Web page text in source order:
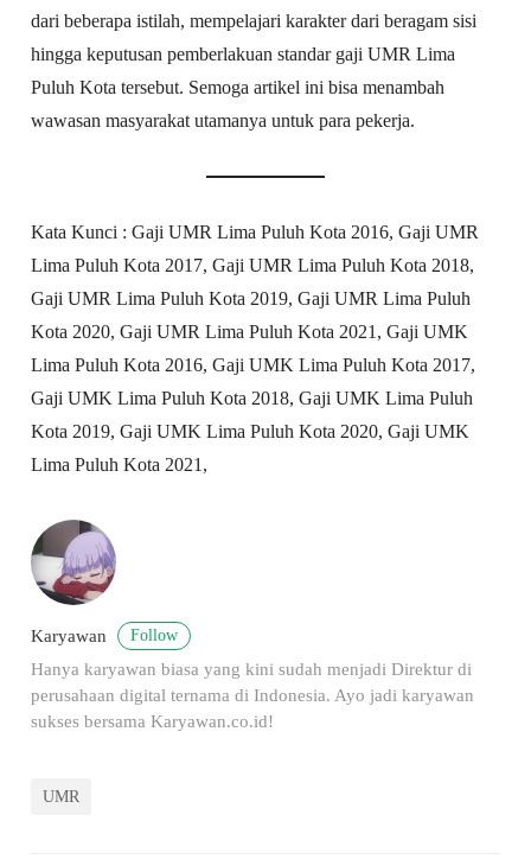
dari beberapa istilah, mempelajari karakter dari beragam sisi
hingga keputusan pemberlakuan standar gaji UMR Lima
Puluh Kota tersebut. Semoga artikel ini bisa menambah
wawasan masyarakat utamanya untuk para pekerja.
Kata Kunci : Gaji UMR Lima Puluh Kota 2016, Gaji UMR
Lima Puluh Kota 2017, Gaji UMR Lima Puluh Kota 2018,
Gaji UMR Lima Puluh Kota 2019, Gaji UMR Lima Puluh
Kota 2020, Gaji UMR Lima Puluh Kota 2021, Gaji UMK
Lima Puluh Kota 2016, Gaji UMK Lima Puluh Kota 2017,
Gaji UMK Lima Puluh Kota 2018, Gaji UMK Lima Puluh
Kota 2019, Gaji UMK Lima Puluh Kota 2020, Gaji UMK
Lima Puluh Kota 2021,
Karyawan Follow
Hanya karyawan biasa yang kini sudah menjadi Direktur di
perusahaan digital ternama di Indonesia. Ayo jadi karyawan
sukses bersama Karyawan.co.id!
UMR